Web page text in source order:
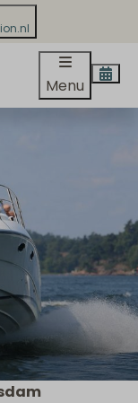
Menu